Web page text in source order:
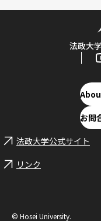
法政大
お問
法政大学公式サイト
リンク
© Hosei University.